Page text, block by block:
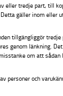
eller tredje part, till
gäller inom eller
tillgängliggör
genom länkning.
om att sådan
personer och